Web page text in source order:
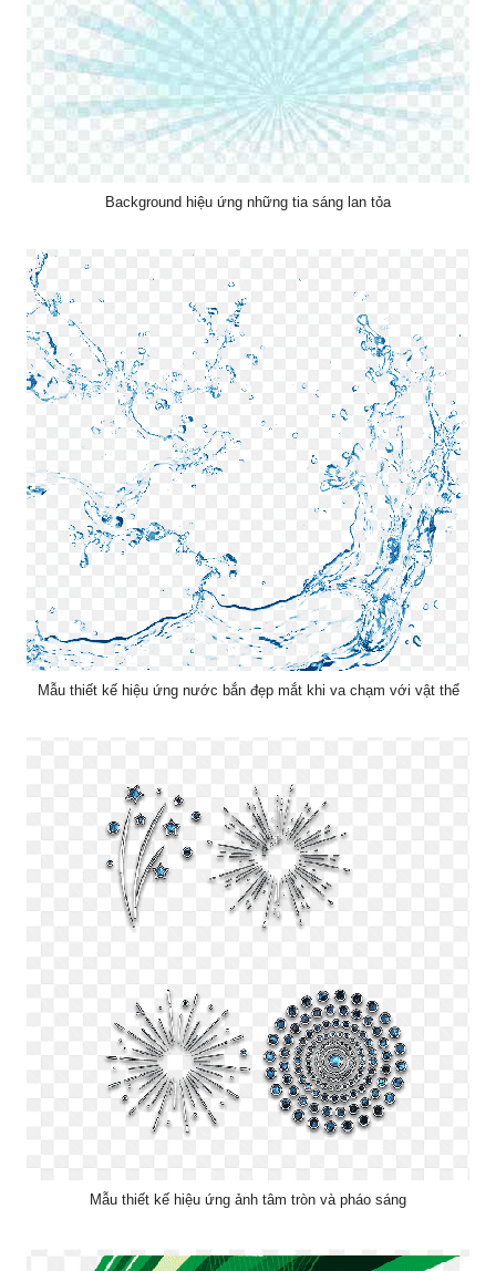
Background hiệu ứng những tia sáng lan tỏa
Mẫu thiết kế hiệu ứng nước bắn đẹp mắt khi va chạm với vật thể
Mẫu thiết kế hiệu ứng ảnh tâm tròn và pháo sáng